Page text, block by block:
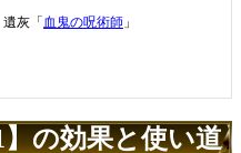
遺灰「 血鬼の呪術師 」
の効果と使い道